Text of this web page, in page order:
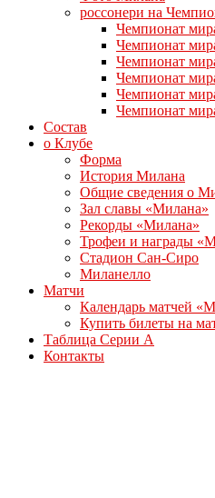
россонери на
Чемпионат
Чемпионат
Чемпионат
Чемпионат
Чемпионат
Чемпионат
Состав
о Клубе
Форма
История Милана
Общие сведения о
Зал славы «Милана»
Рекорды «Милана»
Трофеи и награды
Стадион Сан-Сиро
Миланелло
Матчи
Календарь матчей
Купить билеты на
Таблица Серии А
Контакты